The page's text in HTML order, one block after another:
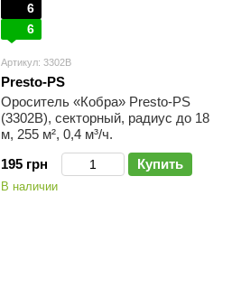
6
6
Артикул: 3302B
Presto-PS
Ороситель «Кобра» Presto-PS
(3302B), секторный, радиус до 18
м, 255 м², 0,4 м³/ч.
195 грн
Купить
В наличии